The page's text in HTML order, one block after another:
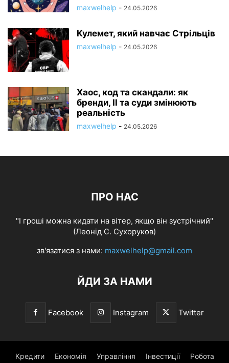
maxwelhelp - 24.05.2026
Кулемет, який навчає Стрільців
maxwelhelp - 24.05.2026
Хаос, код та скандали: як
бренди, ІІ та суди змінюють
реальність
maxwelhelp - 24.05.2026
ПРО НАС
"І гроші можна кидати на вітер, якщо він зустрічний"
(Леонід С. Сухоруков)
зв'язатися з нами: maxwelhelp@gmail.com
ЙДИ ЗА НАМИ
Facebook Instagram Twitter
Кредити Економія Управління Інвестиції Робота